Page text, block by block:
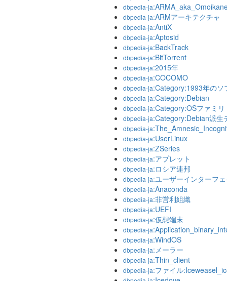
dbpedia-ja
dbpedia-ja:ARMアーキテクチャ
dbpedia-ja:AntiX
dbpedia-ja:Aptosid
dbpedia-ja:BackTrack
dbpedia-ja:BitTorrent
dbpedia-ja:2015年
dbpedia-ja:COCOMO
dbpedia-ja:Category:1993年のソ
dbpedia-ja:Category:Debian
dbpedia-ja:Category:OSファミリ
dbpedia-ja:Category:Debian派生
dbpedia-ja
dbpedia-ja:UserLinux
dbpedia-ja:ZSeries
dbpedia-ja:アプレット
dbpedia-ja:ロシア連邦
dbpedia-ja:ユーザーインターフ
dbpedia-ja:Anaconda
dbpedia-ja:非営利組織
dbpedia-ja:UEFI
dbpedia-ja:仮想端末
dbpedia-ja
dbpedia-ja:WindOS
dbpedia-ja:メーラー
dbpedia-ja:Thin_client
dbpedia-ja:ファイル